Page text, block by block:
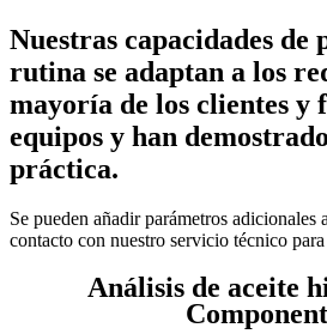
Nuestras capacidades de
rutina se adaptan a los
mayoría de los clientes y
equipos y han
práctica.
Se pueden añadir parámetros adicionales
contacto con nuestro servicio técnico
Análisis de aceite